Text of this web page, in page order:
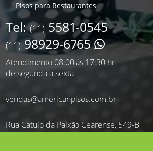
Pisos para Restaurantes
Tel:(11) 5581-0545
(11)98929-6765
Atendimento 08:00 ás 17:30 hr
de segunda a sexta
vendas@americanpisos.com.br
Rua Catulo da Paixão Cearense, 549-B
Saúde - São Paulo - SP